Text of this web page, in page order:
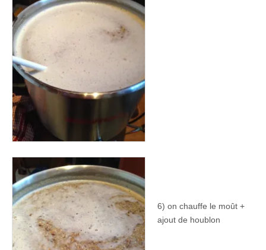
6) on chauffe le moût +
ajout de houblon